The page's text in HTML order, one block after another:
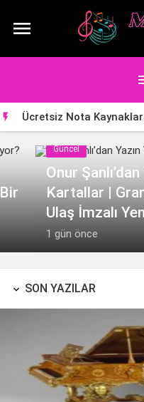

 Ücretsiz Nota
Güncel
Onur
Kartallar |
Ulaş İmzalı
1 gün önce
 SON YAZILAR